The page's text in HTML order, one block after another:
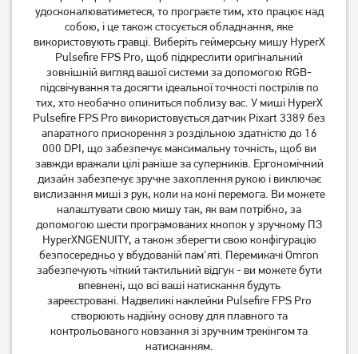
Миша ігрова A4Tech F5 USB
Black (4711421882828)
849грн
Миша ігрова A4Tech X-
710BК USB Black
(4711421757874)
749грн
Миша ігрова Logitech G102
Lightsync USB Black
1 549грн
Миша Gembird MUSGW-
6BL-01 Wireless Black
429грн
удосконалюватиметеся, то програєте тим, хто працює над
собою, і це також стосується обладнання, яке
використовують гравці. Виберіть геймерську мишу HyperX
Pulsefire FPS Pro, щоб підкреслити оригінальний
зовнішній вигляд вашої системи за допомогою RGB-
підсвічування та досягти ідеальної точності пострілів по
тих, хто необачно опиниться поблизу вас. У миші HyperX
Pulsefire FPS Pro використовується датчик Pixart 3389 без
апаратного прискорення з роздільною здатністю до 16
000 DPI, що забезпечує максимальну точність, щоб ви
завжди вражали цілі раніше за суперників. Ергономічний
дизайн забезпечує зручне захоплення рукою і виключає
вислизання миші з рук, коли на коні перемога. Ви можете
налаштувати свою мишу так, як вам потрібно, за
допомогою шести програмованих кнопок у зручному ПЗ
HyperXNGENUITY, а також зберегти свою конфігурацію
безпосередньо у вбудованій пам'яті. Перемикачі Omron
забезпечують чіткий тактильний відгук - ви можете бути
впевнені, що всі ваші натискання будуть
зареєстровані. Надвеликі наклейки Pulsefire FPS Pro
створюють надійну основу для плавного та
контрольованого ковзання зі зручним трекінгом та
натисканням.